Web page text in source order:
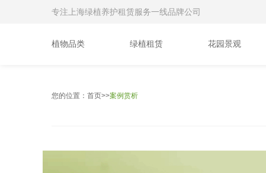
专注上海绿植养护租赁服务一线品牌公司
植物品类 绿植租赁 花园景观
您的位置： 首页>>案例赏析